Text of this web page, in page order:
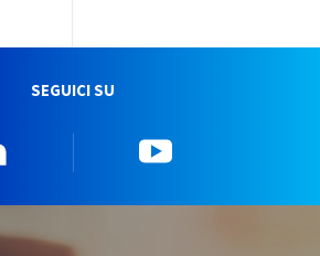
SEGUICI SU